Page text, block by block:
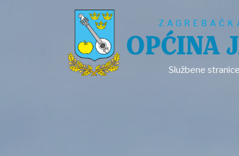
OPĆINA
Službene